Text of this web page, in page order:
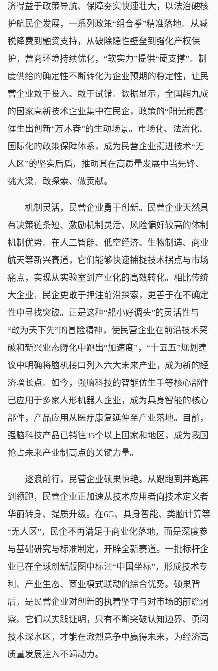
济得益于政策导航、保障夯实快速壮大，以法治硬核
护航民企发展，一系列政策“组合拳”精准落地。从减
税降费到融资支持，从破除隐性壁垒到强化产权保
护，营商环境持续优化，“软实力”提供“硬支撑”。制
度供给的确定性不断转化为企业预期的稳定性，让民
营企业敢于投入、敢于试错。数据显示，全国超九成
的国家高新技术企业集中在民企，政策的“阳光雨露”
催生出创新“万木春”的生动场景。市场化、法治化、
国际化的政策保障体系，成为民营企业挺进技术“无
人区”的坚实后盾，推动其在高质量发展中当先锋、
挑大梁，敢探索、做贡献。
机制灵活，民营企业勇于创新。民营企业天然具
有决策链条短、激励机制灵活、风险偏好较高的体制
机制优势。在人工智能、低空经济、生物制造、商业
航天等新兴赛道，它们能够快速捕捉技术拐点与市场
痛点，实现从实验室到产业化的高效转化。相比传统
大企业，民企更敢于押注前沿探索，更善于在不确定
性中寻找突破。正是这种“船小好调头”的灵活性与
“敢为天下先”的冒险精神，使民营企业在前沿技术突
破和新兴业态孵化中跑出“加速度”，“十五五”规划建
议中明确将脑机接口列入六大未来产业，成为新的经
济增长点。如今，强脑科技的智能仿生手等核心部件
已应用于多家人形机器人企业，成为具身智能的核心
部件，产品应用从医疗康复延伸至产业落地。目前，
强脑科技产品已销往35个以上国家和地区，成为我国
抢占未来产业制高点的关键力量。
逐浪前行，民营企业硕果惊艳。从跟跑到并跑再
到领跑，民营企业正加速从技术应用者向技术定义者
华丽转身、提质升级。在6G、具身智能、类脑计算等
“无人区”，民企不再满足于商业化落地，而是深度参
与基础研究与标准制定，开辟全新赛道。一批标杆企
业已在全球创新版图中标注“中国坐标”，形成技术专
利、产业生态、商业模式联动的综合优势。硕果背
后，是民营企业对创新的执着坚守与对市场的前瞻洞
察。它们以实践证明，只有不断突破认知边界、勇闯
技术深水区，才能在激烈竞争中赢得未来，为经济高
质量发展注入不竭动力。